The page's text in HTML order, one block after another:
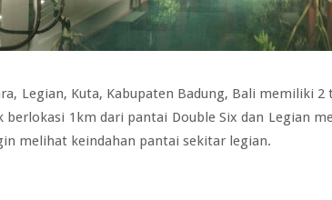
Legian, Kuta, Kabupaten Badung, Bali memiliki
berlokasi 1km dari pantai Double Six dan Legian
melihat keindahan pantai sekitar legian.